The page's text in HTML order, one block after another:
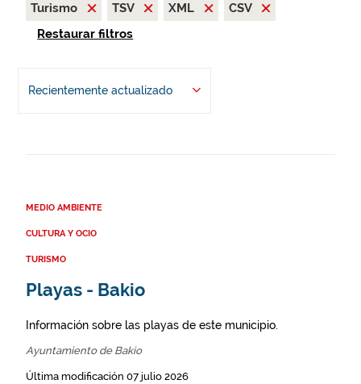
Turismo
TSV XML
CSV
Restaurar filtros
Recientemente actualizado
MEDIO AMBIENTE
CULTURA Y OCIO
TURISMO
Playas - Bakio
Información sobre las playas de este municipio.
Ayuntamiento de Bakio
Última modificación 07 julio 2026